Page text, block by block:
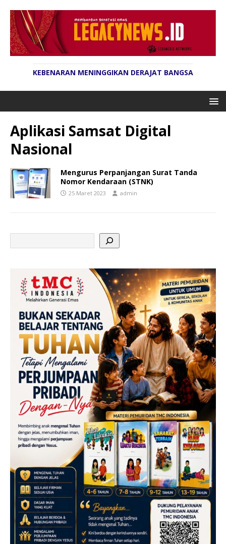
KEBENARAN MENINGGIKAN DERAJAT BANGSA
Aplikasi Samsat Digital
Nasional
Mengurus Perpanjangan Surat Tanda
Nomor Kendaraan (STNK)
25 Maret 2023 admin